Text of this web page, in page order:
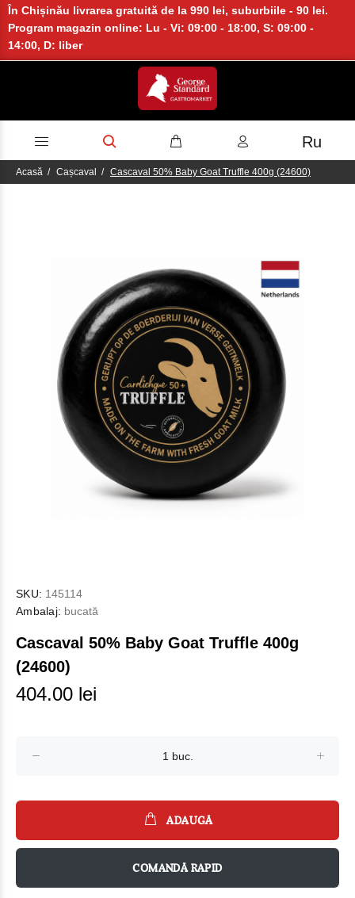
În Chișinău livrarea gratuită de la 990 lei, suburbiile - 90 lei.
Program magazin online: Lu - Vi: 09:00 - 18:00, S: 09:00 -
14:00, D: liber
Ru
Acasă Cașcaval Cascaval 50% Baby Goat Truffle 400g (24600)
SKU: 145114
Ambalaj: bucată
Cascaval 50% Baby Goat Truffle 400g
(24600)
404.00 lei
ADAUGĂ
COMANDĂ RAPID